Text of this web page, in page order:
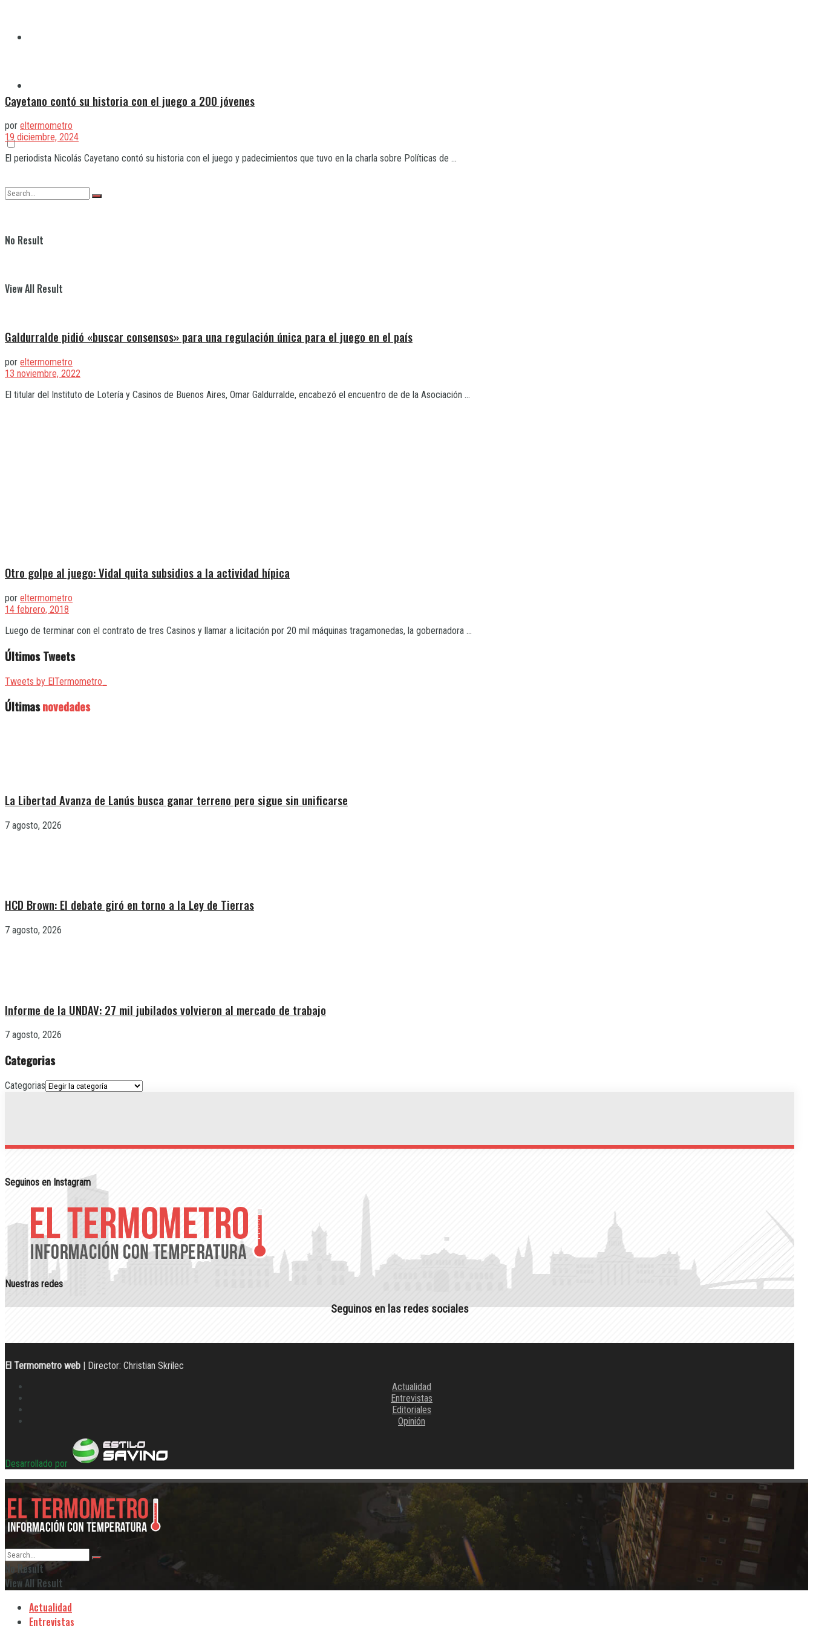
No Result
View All Result
Cayetano contó su historia con el juego a 200 jóvenes
por eltermometro
19 diciembre, 2024
El periodista Nicolás Cayetano contó su historia con el juego y padecimientos que tuvo en la charla sobre Políticas de ...
Galdurralde pidió «buscar consensos» para una regulación única para el juego en el país
por eltermometro
13 noviembre, 2022
El titular del Instituto de Lotería y Casinos de Buenos Aires, Omar Galdurralde, encabezó el encuentro de de la Asociación ...
Otro golpe al juego: Vidal quita subsidios a la actividad hípica
por eltermometro
14 febrero, 2018
Luego de terminar con el contrato de tres Casinos y llamar a licitación por 20 mil máquinas tragamonedas, la gobernadora ...
Últimos Tweets
Tweets by ElTermometro_
Últimasnovedades
La Libertad Avanza de Lanús busca ganar terreno pero sigue sin unificarse
7 agosto, 2026
HCD Brown: El debate giró en torno a la Ley de Tierras
7 agosto, 2026
Informe de la UNDAV: 27 mil jubilados volvieron al mercado de trabajo
7 agosto, 2026
Categorias
Categorias
Seguinos en Instagram
Nuestras redes
Seguinos en las redes sociales
El Termometro web | Director: Christian Skrilec
Actualidad
Entrevistas
Editoriales
Opinión
Desarrollado por
No Result
View All Result
Actualidad
Entrevistas